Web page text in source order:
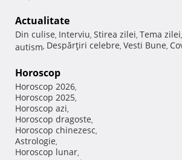
Actualitate
Din culise, Interviu, Stirea zilei, Tema zilei,
autism, Despărţiri celebre, Vesti Bune,
Horoscop
Horoscop 2026,
Horoscop 2025,
Horoscop azi,
Horoscop dragoste,
Horoscop chinezesc,
Astrologie,
Horoscop lunar,